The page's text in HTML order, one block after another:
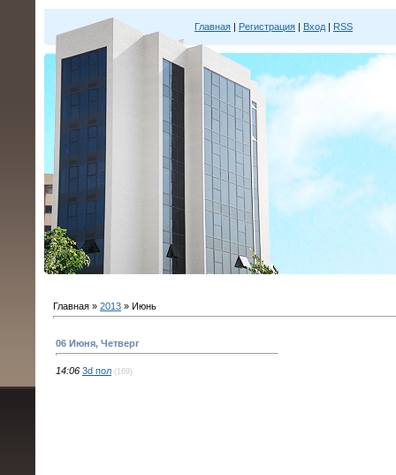
Главная | Регистрация | Вход | RSS
Главная » 2013 » Июнь
06 Июня, Четверг
14:06 3d пол (169)